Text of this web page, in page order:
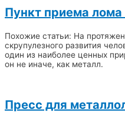
Пункт приема лома
Похожие статьи: На
скрупулезного развития
один из наиболее ценных
он не иначе, как металл.
Пресс для